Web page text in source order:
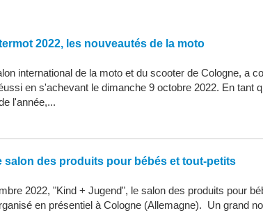
2022, les nouveautés de la moto
international de la moto et du scooter de Cologne, a
en s'achevant le dimanche 9 octobre 2022. En tant
l'année,...
salon des produits pour bébés et tout-petits
2022, "Kind + Jugend", le salon des produits pour
en présentiel à Cologne (Allemagne). Un grand